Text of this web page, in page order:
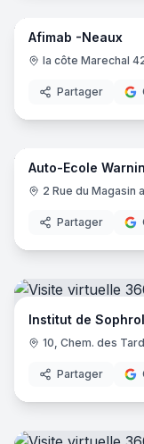
Afimab -Neaux
la côte Marechal
Partager
Auto-Ecole
2 Rue du Magasin
Partager
Institut de
10, Chem. des
Partager